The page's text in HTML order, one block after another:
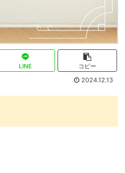
LINE
コピー
2024.12.13